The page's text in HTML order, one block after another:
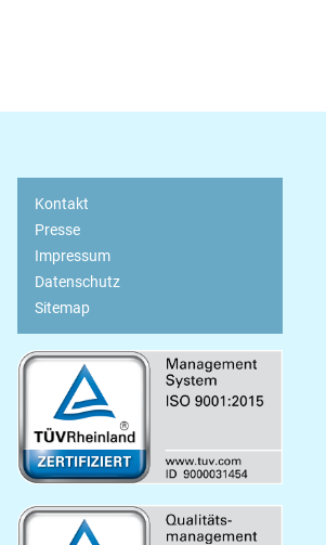
Kontakt
Presse
Impressum
Datenschutz
Sitemap